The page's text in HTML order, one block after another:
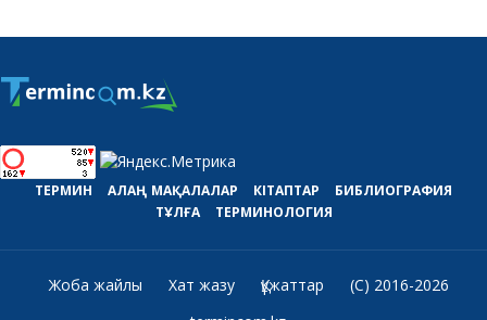
ТЕРМИН АЛАҢ МАҚАЛАЛАР КІТАПТАР
БИБЛИОГРАФИЯ
ТҰЛҒА
ТЕРМИНОЛОГИЯ
Жоба жайлы Хат жазу Құжаттар
(C) 2016-2026